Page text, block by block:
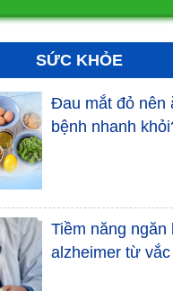
SỨC KHỎE
Đau mắt đỏ nên
bệnh nhanh
Tiềm năng ngăn
alzheimer từ